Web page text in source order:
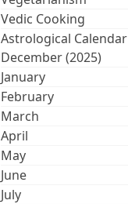
Vedic Cooking
Astrological Calendar
December (2025)
January
February
March
April
May
June
July